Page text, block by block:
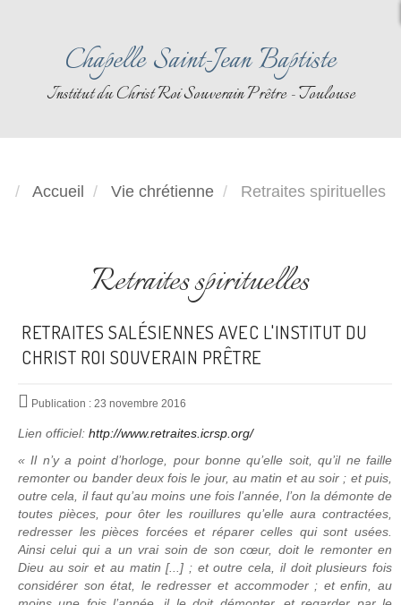
Chapelle Saint-Jean Baptiste
Institut du Christ Roi Souverain Prêtre - Toulouse
Accueil Vie chrétienne Retraites spirituelles
Retraites spirituelles
RETRAITES SALÉSIENNES AVEC L'INSTITUT DU
CHRIST ROI SOUVERAIN PRÊTRE
Publication : 23 novembre 2016
Lien officiel: http://www.retraites.icrsp.org/
« Il n’y a point d’horloge, pour bonne qu’elle soit, qu’il ne faille
remonter ou bander deux fois le jour, au matin et au soir ; et puis,
outre cela, il faut qu’au moins une fois l’année, l’on la démonte de
toutes pièces, pour ôter les rouillures qu’elle aura contractées,
redresser les pièces forcées et réparer celles qui sont usées.
Ainsi celui qui a un vrai soin de son cœur, doit le remonter en
Dieu au soir et au matin [...] ; et outre cela, il doit plusieurs fois
considérer son état, le redresser et accommoder ; et enfin, au